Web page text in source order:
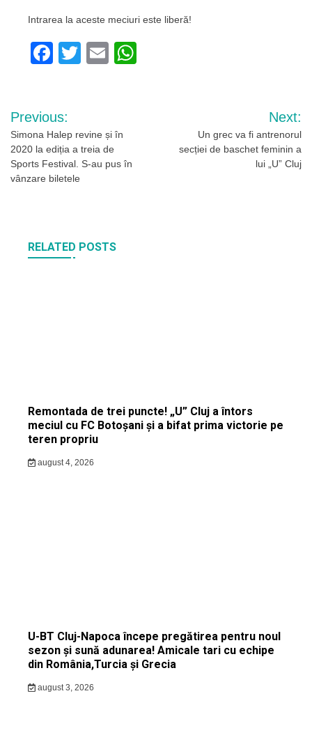
Intrarea la aceste meciuri este liberă!
Facebook
TwitterEmail
Navigare
în
articole
Previous:
Simona Halep revine și în
2020 la ediția a treia de
Sports Festival. S-au pus în
vânzare biletele
Next:
Un grec va fi antrenorul
secției de baschet feminin a
lui „U” Cluj
RELATED POSTS
Remontada de trei puncte! „U” Cluj a întors
meciul cu FC Botoșani și a bifat prima victorie pe
teren propriu
august 4, 2026
U-BT Cluj-Napoca începe pregătirea pentru noul
sezon și sună adunarea! Amicale tari cu echipe
din România,Turcia și Grecia
august 3, 2026